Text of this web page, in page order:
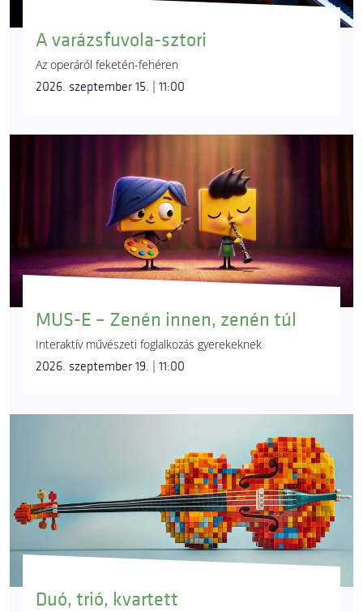
A varázsfuvola-sztori
Az operáról feketén-fehéren
2026. szeptember 15. | 11:00
MUS-E – Zenén innen, zenén túl
Interaktív művészeti foglalkozás gyerekeknek
2026. szeptember 19. | 11:00
Duó, trió, kvartett